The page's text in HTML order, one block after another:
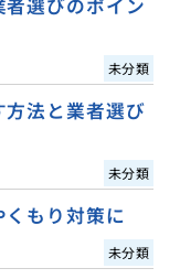
選びのポイン
未分類
法と業者選び
未分類
もり対策に
未分類